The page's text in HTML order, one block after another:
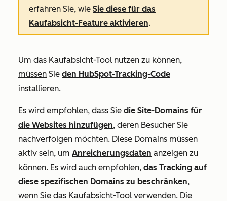
erfahren Sie, wie Sie diese für das
Kaufabsicht-Feature aktivieren.
Um das Kaufabsicht-Tool nutzen zu können,
müssen Sie den HubSpot-Tracking-Code
installieren.
Es wird empfohlen, dass Sie die Site-Domains für
die Websites hinzufügen, deren Besucher Sie
nachverfolgen möchten. Diese Domains müssen
aktiv sein, um Anreicherungsdaten anzeigen zu
können. Es wird auch empfohlen, das Tracking auf
diese spezifischen Domains zu beschränken,
wenn Sie das Kaufabsicht-Tool verwenden. Die